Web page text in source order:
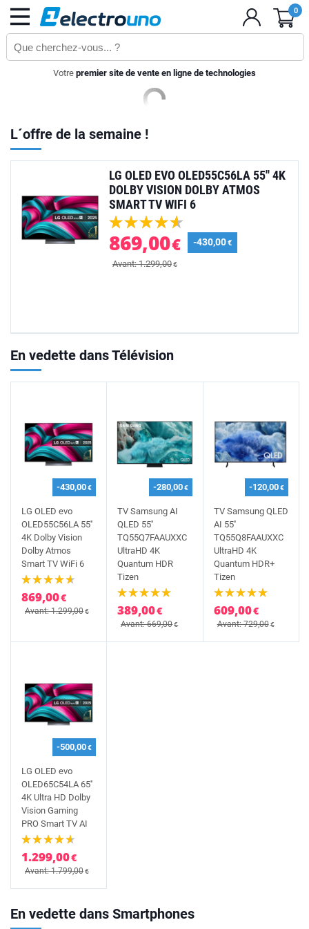
0
Votre premier site de vente en ligne de technologies
L´offre de la semaine !
LG OLED EVO OLED55C56LA 55'' 4K
DOLBY VISION DOLBY ATMOS
SMART TV WIFI 6
869,00€
Avant: 1.299,00€
-430,00€
En vedette dans Télévision
-430,00€
LG OLED evo
OLED55C56LA 55''
4K Dolby Vision
Dolby Atmos
Smart TV WiFi 6
869,00€
Avant: 1.299,00€
-280,00€
TV Samsung AI
QLED 55''
TQ55Q7FAAUXXC
UltraHD 4K
Quantum HDR
Tizen
389,00€
Avant: 669,00€
-120,00€
TV Samsung QLED
AI 55''
TQ55Q8FAAUXXC
UltraHD 4K
Quantum HDR+
Tizen
609,00€
Avant: 729,00€
-500,00€
LG OLED evo
OLED65C54LA 65''
4K Ultra HD Dolby
Vision Gaming
PRO Smart TV AI
1.299,00€
Avant: 1.799,00€
En vedette dans Smartphones